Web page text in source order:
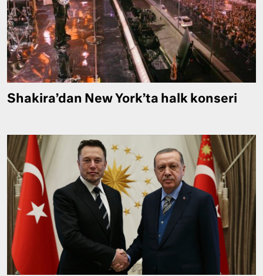
Shakira’dan New York’ta halk konseri